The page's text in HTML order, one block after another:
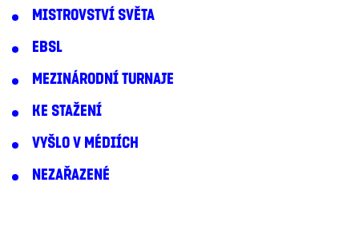
MISTROVSTVÍ SVĚTA
EBSL
MEZINÁRODNÍ TURNAJE
KE STAŽENÍ
VYŠLO V MÉDIÍCH
NEZAŘAZENÉ